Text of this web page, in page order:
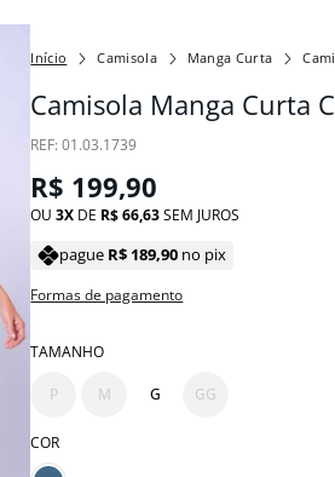
Camisola Manga Curta
Camisola Manga Curta
:01.03.1739
R$ 199,90
OU3 DE R$66,63SEM JUROS
pague R$ 189,90 no pix
Formas de pagamento
TAMANHO
P M G GG
COR